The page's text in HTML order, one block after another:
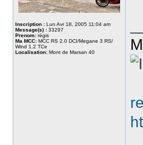
Inscription : Lun Avr 18, 2005 11:04 am
Message(s) : 33297
Prenom: régis
Ma MCC: MCC RS 2.0 DCI/Megane 3 RS/
Wind 1.2 TCe
Localisation: Mont de Marsan 40